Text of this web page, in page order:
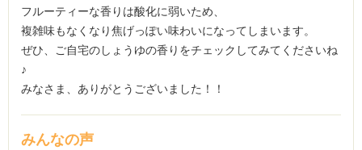
フルーティーな香りは酸化に弱いため、
複雑味もなくなり焦げっぽい味わいになってしまいます。
ぜひ、ご自宅のしょうゆの香りをチェックしてみてくださいね
♪
みなさま、ありがとうございました！！
みんなの声